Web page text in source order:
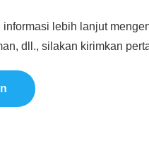
lebih lanjut
dll., silakan kirimkan